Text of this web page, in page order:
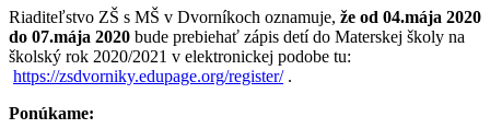
Riaditeľstvo ZŠ s MŠ v Dvorníkoch oznamuje, že od 04.mája 2020
do 07.mája 2020 bude prebiehať zápis detí do Materskej školy na
školský rok 2020/2021 v elektronickej podobe tu:
https://zsdvorniky.edupage.org/register/.
Ponúkame: